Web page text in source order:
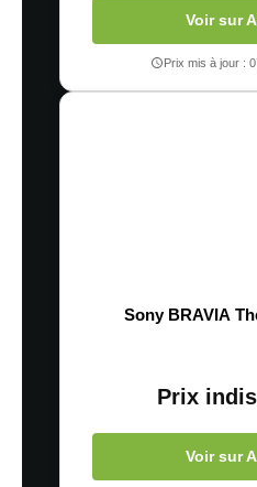
Voir sur
Prix mis à jour :
Sony BRAVIA
Prix
Voir sur